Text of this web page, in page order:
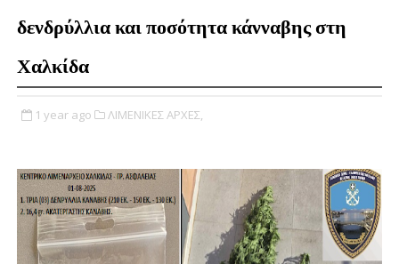
δενδρύλλια και ποσότητα κάνναβης στη
Χαλκίδα
1 year ago ΛΙΜΕΝΙΚΕΣ ΑΡΧΕΣ,